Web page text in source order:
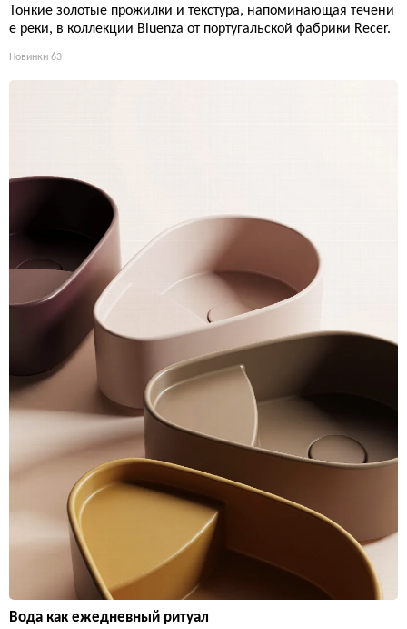
Тонкие золотые прожилки и текстура, напоминающая течени
е реки, в коллекции Bluenza от португальской фабрики Recer.
Новинки 63
Вода как ежедневный ритуал